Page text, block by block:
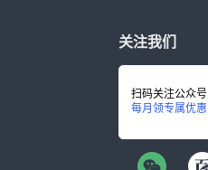
关注我们
扫码关注公众号
每月领专属优惠